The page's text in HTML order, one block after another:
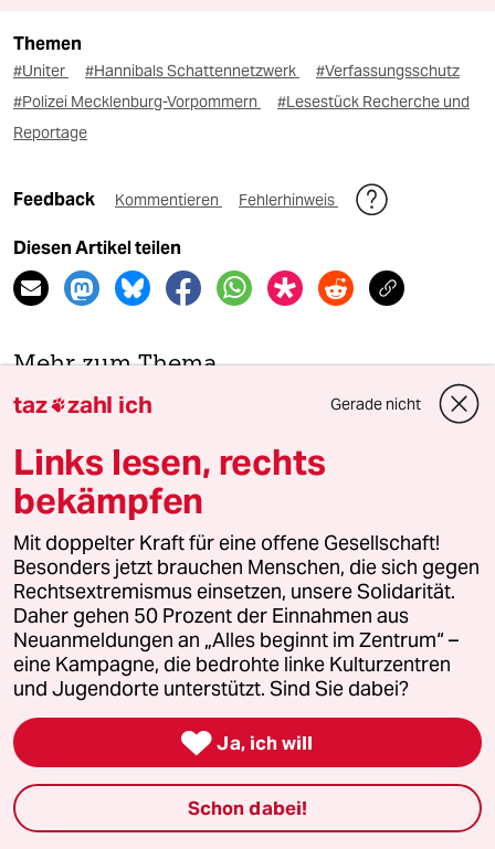
Themen
#Uniter #Hannibals Schattennetzwerk
#Verfassungsschutz
#Polizei Mecklenburg-Vorpommern
#Lesestück Recherche und
Reportage
Feedback Kommentieren Fehlerhinweis
Diesen Artikel teilen
Mehr zum Thema
Schwesig reagiert auf Caffiers Waffenaffäre
Keine Privatsache
Ministerpräsidentin Schwesig äußert sich erstmals,
nachdem Innenminister Caffier seine Waffe eine
Privatsache nannte. Er solle alle Fragen klären.
Von und Christina Schmidt
taz zahl ich Gerade nicht
Links lesen, rechts
bekämpfen
Mit doppelter Kraft für eine offene Gesellschaft!
Besonders jetzt brauchen Menschen, die sich gegen
Rechtsextremismus einsetzen, unsere Solidarität.
Daher gehen 50 Prozent der Einnahmen aus
Neuanmeldungen an „Alles beginnt im Zentrum“ –
eine Kampagne, die bedrohte linke Kulturzentren
und Jugendorte unterstützt. Sind Sie dabei?
 Ja, ich will
Schon dabei!